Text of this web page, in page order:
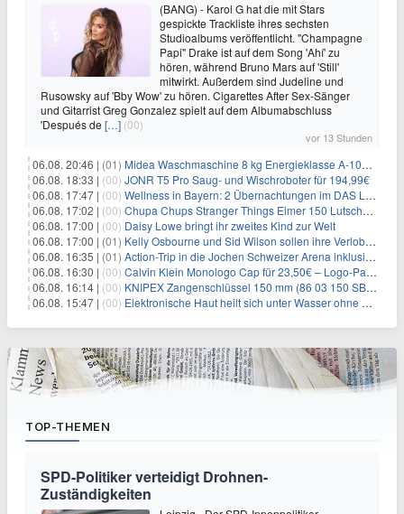
(BANG) - Karol G hat die mit Stars
gespickte Trackliste ihres sechsten
Studioalbums veröffentlicht. "Champagne
Papi" Drake ist auf dem Song 'Ahí' zu
hören, während Bruno Mars auf 'Still'
mitwirkt. Außerdem sind Judeline und
Rusowsky auf 'Bby Wow' zu hören. Cigarettes After Sex-Sänger
und Gitarrist Greg Gonzalez spielt auf dem Albumabschluss
'Después de […] (00)
vor 13 Stunden
06.08. 20:46 | (01) Midea Waschmaschine 8 kg Energieklasse A-10% 1400 U/Min für 289,97€
06.08. 18:33 | (00) JONR T5 Pro Saug- und Wischroboter für 194,99€
06.08. 17:47 | (00) Wellness in Bayern: 2 Übernachtungen im DAS LUDWIG Sports Resort inkl. HP + Wellness ab 174€ p.P.
06.08. 17:02 | (00) Chupa Chups Stranger Things Eimer 150 Lutscher für 21,95€
06.08. 17:00 | (00) Daisy Lowe bringt ihr zweites Kind zur Welt
06.08. 17:00 | (01) Kelly Osbourne und Sid Wilson sollen ihre Verlobung gelöst haben
06.08. 16:35 | (01) Action-Trip in die Jochen Schweizer Arena inklusive Premium Hotel und Frühstück ab 59€ p.P.
06.08. 16:30 | (00) Calvin Klein Monologo Cap für 23,50€ – Logo-Patch, Baumwolle
06.08. 16:14 | (00) KNIPEX Zangenschlüssel 150 mm (86 03 150 SB) für 35,99€
06.08. 15:47 | (00) Elektronische Haut heilt sich unter Wasser ohne Strom
TOP-THEMEN
SPD-Politiker verteidigt Drohnen-
Zuständigkeiten